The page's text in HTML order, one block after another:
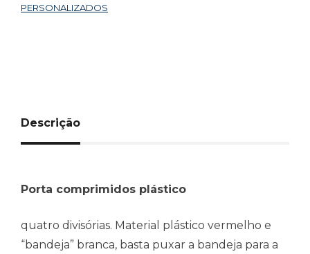
PERSONALIZADOS
Descrição
Porta comprimidos plástico
quatro divisórias. Material plástico vermelho e
“bandeja” branca, basta puxar a bandeja para a